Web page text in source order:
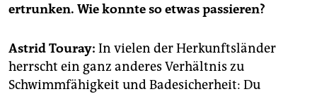
genossenschaft
epaper login
ertrunken. Wie konnte so etwas passieren?
Astrid Touray: In vielen der Herkunftsländer
herrscht ein ganz anderes Verhältnis zu
Schwimmfähigkeit und Badesicherheit: Du